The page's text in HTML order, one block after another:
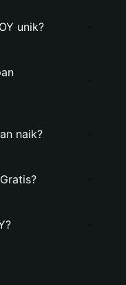
unik?
naik?